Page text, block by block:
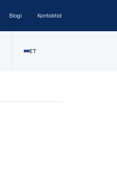
Blogi Kontaktid
ET